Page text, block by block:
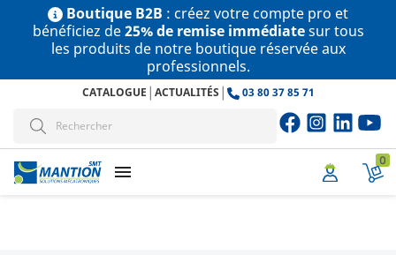
Boutique B2B : créez votre compte pro et
bénéficiez de25% de remise immédiatesur tous
les produits de notre boutique réservée aux
professionnels.
CATALOGUE | ACTUALITÉS | 03 80 37 85 71
menu
0